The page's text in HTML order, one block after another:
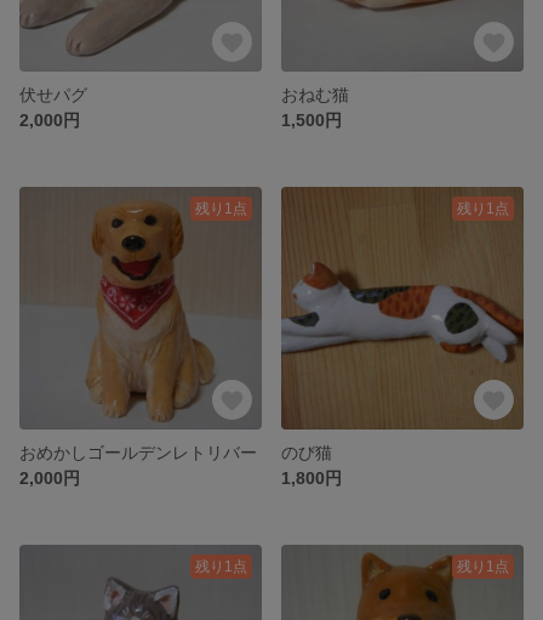
伏せパグ
2,000円
おねむ猫
1,500円
残り1点
おめかしゴールデンレトリバー
2,000円
残り1点
のび猫
1,800円
残り1点 残り1点